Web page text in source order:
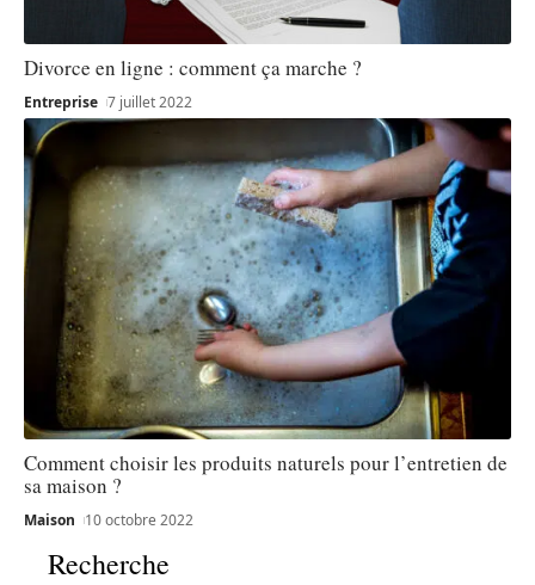
Divorce en ligne : comment ça marche ?
Entreprise 7 juillet 2022
Comment choisir les produits naturels pour l’entretien de
sa maison ?
Maison 10 octobre 2022
Recherche